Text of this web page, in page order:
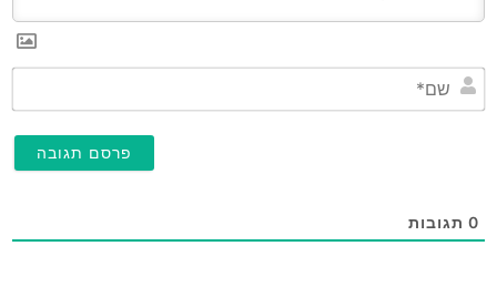
0 תגובות